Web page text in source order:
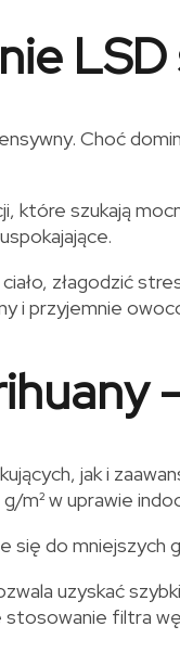
Choć
które szukają
złagodzić
i przyjemnie
jak i
m² w uprawie
do
uzyskać
stosowanie filtra